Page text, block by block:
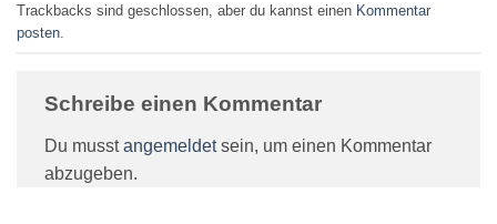
Trackbacks sind geschlossen, aber du kannst einen Kommentar
posten
Schreibe einen Kommentar
Du musstangemeldetsein, um einen Kommentar
abzugeben.